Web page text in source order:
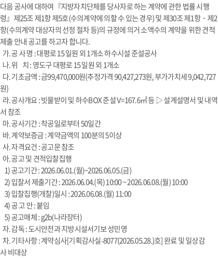
다음 공사에 대하여『지방자치단체를 당사자로 하는 계약에 관한 법률 시행
령』제25조 제1항 제5호(수의계약에 의할 수 있는 경우) 및 제30조 제1항・제2
항(수의계약 대상자의 선정 절차 등)의 규정에 의거 소액수의 계약을 위한 견적
제출 안내 공고를 하고자 합니다.
가. 공 사 명 : 대평로 15 일원 외 1개소 하수시설 준설공사
나. 위 치 : 영도구 대평로 15 일원 외 1개소
다. 기초금액 : 금99,470,000원(추정가격 90,427,273원, 부가가치세 9,042,727
원)
라. 공사개요 : 빗물받이 및 하수BOX 준설 V=167.6㎡ 등 ▷ 설계설명서 및 내역
서 참조
마. 공사기간 : 착공일로부터 50일간
바. 계약보증금 : 계약금액의 100분의 5이상
사. 자격요건 : 공고문 참조
아. 공고 및 견적입찰집행
1) 공고기간 : 2026.06.01.(월)~2026.06.05.(금)
2) 입찰서 제출기간 : 2026.06.04.(목) 10:00 ~ 2026.06.08.(월) 10:00
3) 입찰집행(개찰)일시 : 2026.06.08.(월) 11:00
4) 공 고 안 : 붙임
5) 공고매체 : g2b(나라장터)
자. 감독 : 도시안전과 지방시설서기보 성민영
차. 기타사항 : 계약심사[기획감사실-8077(2026.05.28.)호] 완료 및 일상감
사 비대상